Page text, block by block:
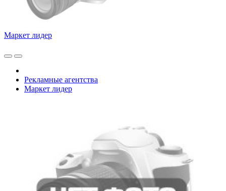
Маркет лидер
Рекламные агентства
Маркет лидер